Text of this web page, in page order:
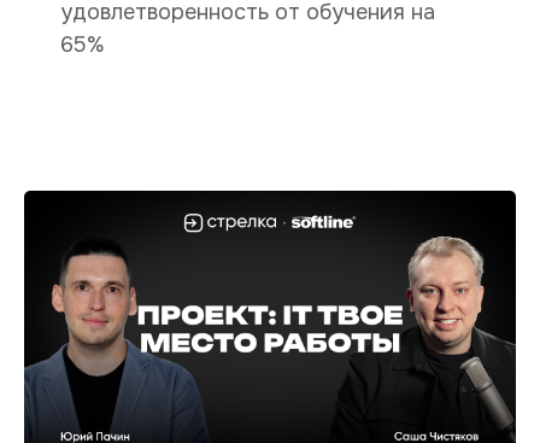
удовлетворенность от обучения на
65%